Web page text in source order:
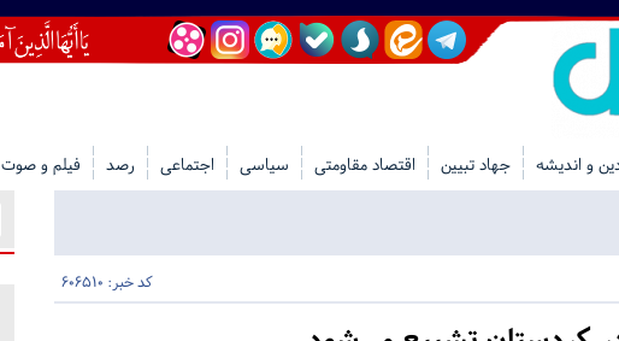
و اندیشه جهاد تبیین اقتصاد مقاومتی سیاسی اجتماعی رصد فیلم و صوت
کد خبر: 606510